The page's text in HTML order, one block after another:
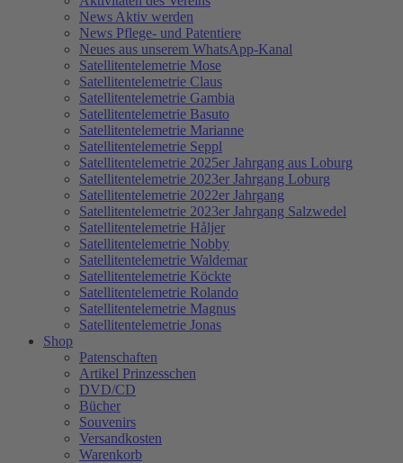
News Aktiv werden
News Pflege- und Patentiere
Neues aus unserem WhatsApp-Kanal
Satellitentelemetrie Mose
Satellitentelemetrie Claus
Satellitentelemetrie Gambia
Satellitentelemetrie Basuto
Satellitentelemetrie Marianne
Satellitentelemetrie Seppl
Satellitentelemetrie 2025er Jahrgang aus Loburg
Satellitentelemetrie 2023er Jahrgang Loburg
Satellitentelemetrie 2022er Jahrgang
Satellitentelemetrie 2023er Jahrgang Salzwedel
Satellitentelemetrie Håljer
Satellitentelemetrie Nobby
Satellitentelemetrie Waldemar
Satellitentelemetrie Köckte
Satellitentelemetrie Rolando
Satellitentelemetrie Magnus
Satellitentelemetrie Jonas
Shop
Patenschaften
Artikel Prinzesschen
DVD/CD
Bücher
Souvenirs
Versandkosten
Warenkorb